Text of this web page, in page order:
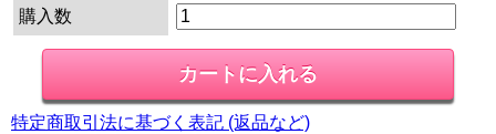
購入数
特定商取引法に基づく表記 (返品など)